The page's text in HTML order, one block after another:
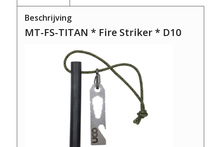
Beschrijving
MT-FS-TITAN * Fire Striker * D10